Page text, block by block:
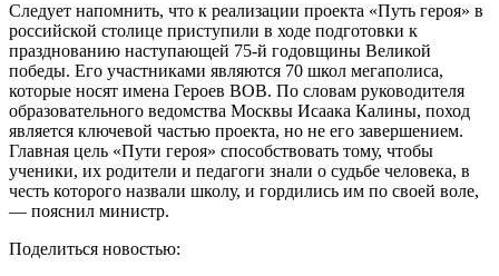
Следует напомнить, что к реализации проекта «Путь героя» в
российской столице приступили в ходе подготовки к
празднованию наступающей 75-й годовщины Великой
победы. Его участниками являются 70 школ мегаполиса,
которые носят имена Героев ВОВ. По словам руководителя
образовательного ведомства Москвы Исаака Калины, поход
является ключевой частью проекта, но не его завершением.
Главная цель «Пути героя» способствовать тому, чтобы
ученики, их родители и педагоги знали о судьбе человека, в
честь которого назвали школу, и гордились им по своей воле,
— пояснил министр.
Поделиться новостью: